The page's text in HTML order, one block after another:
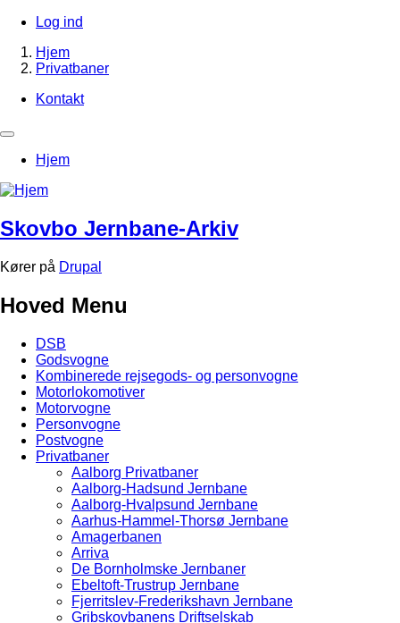
hovedindhold
Brugerkontomenu
Log ind
Brødkrumme
Hjem
Privatbaner
Kontakt
Primær
navigation
Hjem
Skovbo Jernbane-Arkiv
Kører på Drupal
Hoved Menu
DSB
Godsvogne
Kombinerede rejsegods- og personvogne
Motorlokomotiver
Motorvogne
Personvogne
Postvogne
Privatbaner
Aalborg Privatbaner
Aalborg-Hadsund Jernbane
Aalborg-Hvalpsund Jernbane
Aarhus-Hammel-Thorsø Jernbane
Amagerbanen
Arriva
De Bornholmske Jernbaner
Ebeltoft-Trustrup Jernbane
Fjerritslev-Frederikshavn Jernbane
Gribskovbanens Driftselskab